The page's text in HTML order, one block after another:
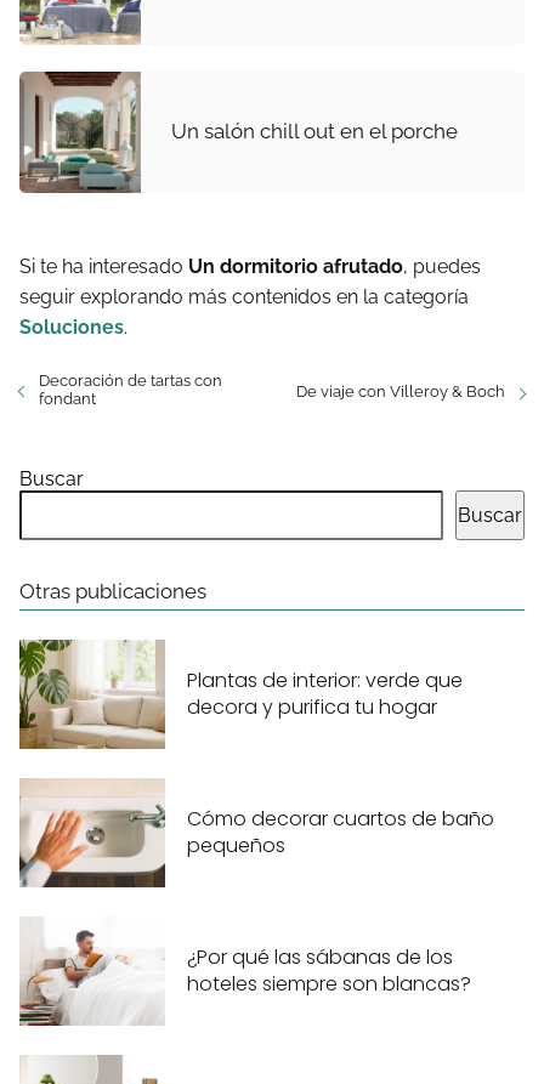
Un salón chill out en el porche
Si te ha interesado Un dormitorio afrutado, puedes
seguir explorando más contenidos en la categoría
Soluciones.
Decoración de tartas con
fondant
De viaje con Villeroy & Boch
Buscar
Buscar
Otras publicaciones
Plantas de interior: verde que
decora y purifica tu hogar
Cómo decorar cuartos de baño
pequeños
¿Por qué las sábanas de los
hoteles siempre son blancas?